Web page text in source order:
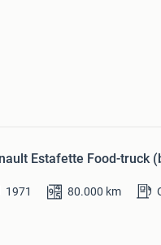
Estafette Food-truck
1971 80.000 km